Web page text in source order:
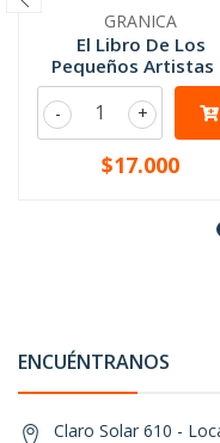
GRANICA
El Libro De Los
Pequeños Artistas
+
-
$17.000
ENCUÉNTRANOS
Claro Solar 610 -